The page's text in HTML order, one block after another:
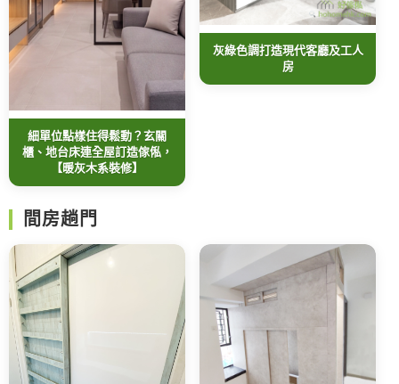
細單位點樣住得鬆動？玄關
櫃、地台床連全屋訂造傢俬，
【暖灰木系裝修】
灰綠色調打造現代客廳及工人
房
間房趟門